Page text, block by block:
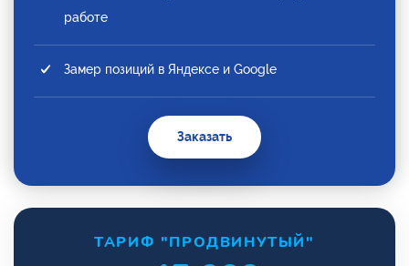
работе
Замер позиций в Яндексе и Google
Заказать
ТАРИФ "ПРОДВИНУТЫЙ"